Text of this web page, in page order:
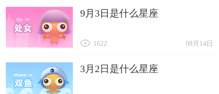
9月3日是什么星座
08月14日
1622
3月2日是什么星座